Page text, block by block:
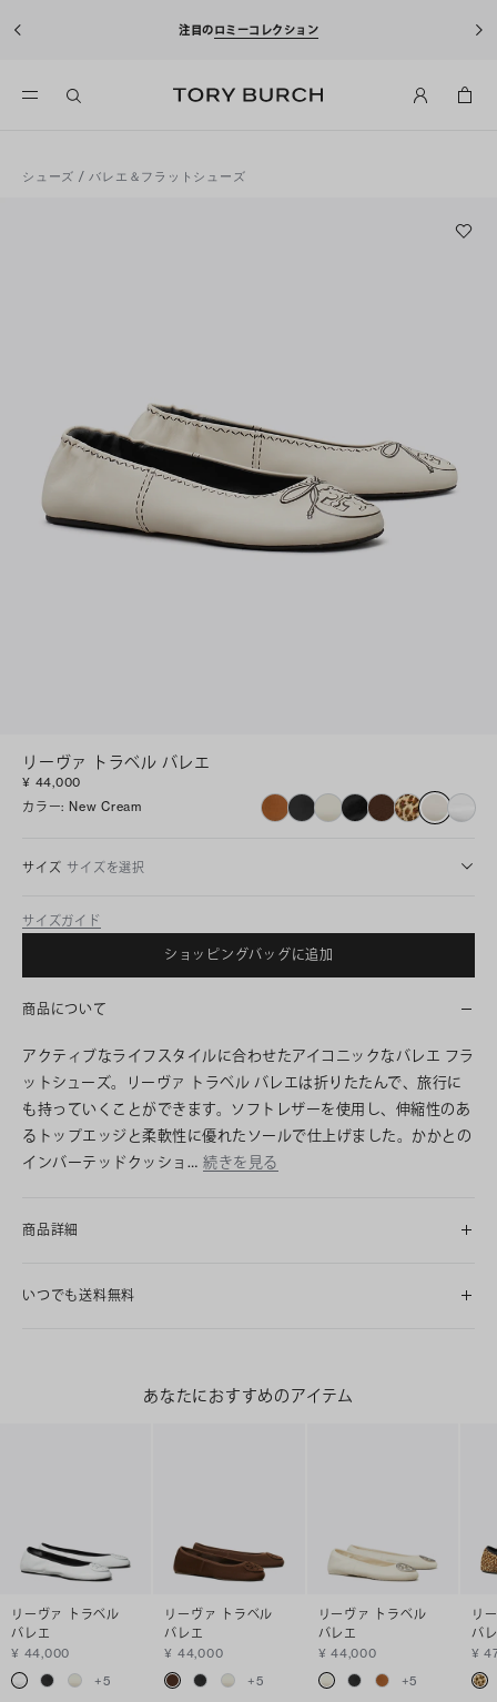
注目のロミーコレクション
シューズ /バレエ＆フラットシューズ
リーヴァ トラベル バレエ
¥ 44,000
カラー: New Cream
サイズ サイズを選択
サイズガイド
ショッピングバッグに追加
商品について
アクティブなライフスタイルに合わせたアイコニックなバレエ フラ
ットシューズ。リーヴァ トラベル バレエは折りたたんで、旅行に
も持っていくことができます。ソフトレザーを使用し、伸縮性のあ
るトップエッジと柔軟性に優れたソールで仕上げました。かかとの
インバーテッドクッショ… 続きを見る
商品詳細
いつでも送料無料
あなたにおすすめのアイテム
リーヴァ トラベル
バレエ
¥ 44,000
+5
リーヴァ トラベル
バレエ
¥ 44,000
+5
リーヴァ トラベル
バレエ
¥ 44,000
+5
リ
バ
¥